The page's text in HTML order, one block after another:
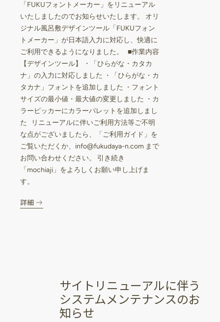
「FUKUフォントメーカー」をリニューアル
いたしましたのでお知らせいたします。 オリ
ジナル風呂敷デザインツール「FUKUフォン
トメーカー」が日本語入力に対応し、快適に
ご利用できるようになりました。 ■作業内容
【デザインツール】 ・「ひらがな・カタカ
ナ」の入力に対応しました ・「ひらがな・カ
タカナ」フォントを追加しました ・フォント
サイズの最小値・最大値の変更しました ・カ
ラーピッカーにカラーパレットを追加しまし
た リニューアルに伴いご利用方法等ご不明
な点がございましたら、「ご利用ガイド」を
ご覧いただくか、info@fukudaya-n.com まで
お問い合わせください。 引き続き
「mochiaji」をよろしくお願い申し上げま
す。
詳細
サイトリニューアルに伴う
システムメンテナンスのお
知らせ